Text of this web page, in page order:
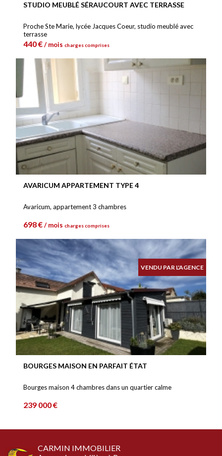
STUDIO MEUBLÉ SÉRAUCOURT AVEC TERRASSE
Proche Ste Marie, lycée Jacques Coeur, studio meublé avec
terrasse
440 €/ mois charges comprises
AVARICUM APPARTEMENT TYPE 4
Avaricum, appartement 3 chambres
698 €/ mois charges comprises
VENDU PAR L'AGENCE
BOURGES MAISON EN PARFAIT ÉTAT
Bourges maison 4 chambres dans un quartier calme
239 000 €
CARMIN IMMOBILIER